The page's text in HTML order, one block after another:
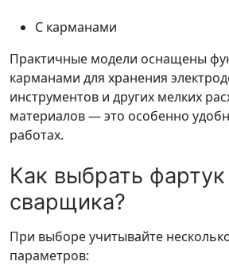
С карманами
Практичные модели оснащены
карманами для хранения
инструментов и других мелких
материалов — это особенно
работах.
Как выбрать фартук
сварщика?
При выборе учитывайте
параметров: